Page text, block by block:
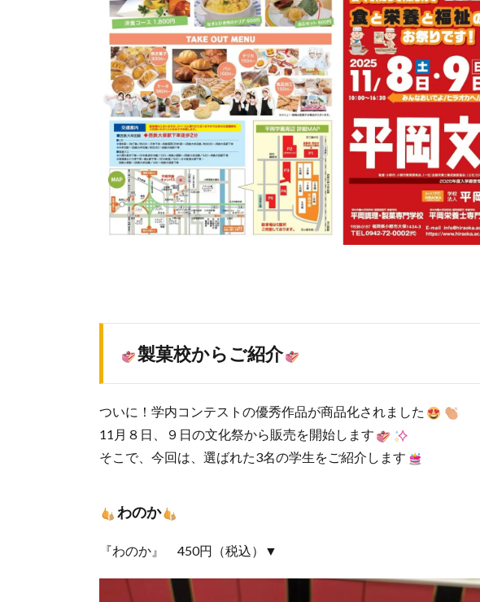
製菓校からご紹介
ついに！学内コンテストの優秀作品が商品化されました
11月８日、９日の文化祭から販売を開始します
そこで、今回は、選ばれた3名の学生をご紹介します
わのか
『わのか』 450円（税込）▼